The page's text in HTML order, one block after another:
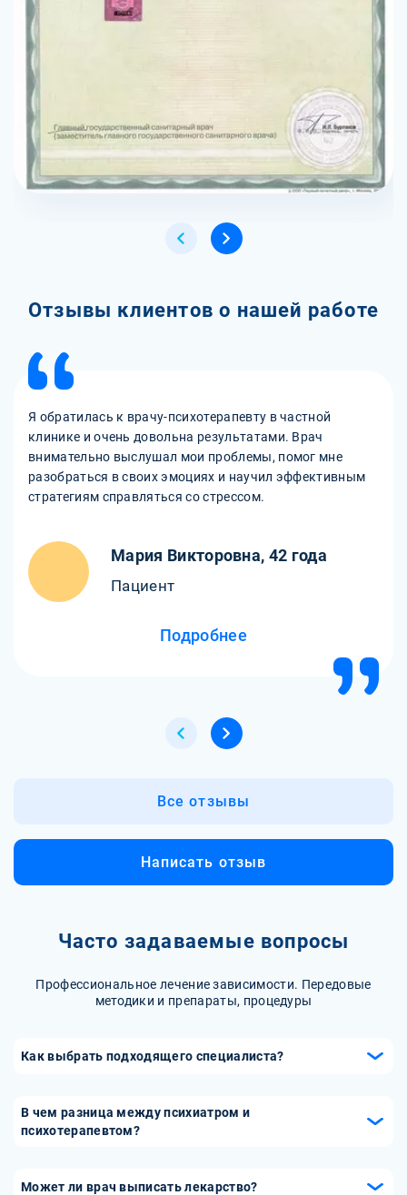
Отзывы клиентов о нашей работе
Я обратилась к врачу-психотерапевту в частной
клинике и очень довольна результатами. Врач
внимательно выслушал мои проблемы, помог мне
разобраться в своих эмоциях и научил эффективным
стратегиям справляться со стрессом.
Мария Викторовна, 42 года
Пациент
Подробнее
Все отзывы
Написать отзыв
Часто задаваемые вопросы
Профессиональное лечение зависимости. Передовые
методики и препараты, процедуры
Как выбрать подходящего специалиста?
для успешного лечения. При выборе обратите внимание
на квалификацию, опыт работы и специализацию врача-
специалиста, с которым вы будете чувствовать себя
В чем разница между психиатром и
психотерапевтом?
в области психического здоровья. Психиатр является
Может ли врач выписать лекарство?